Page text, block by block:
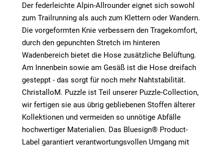
Der federleichte Alpin-Allrounder eignet sich sowohl
zum Trailrunning als auch zum Klettern oder Wandern.
Die vorgeformten Knie verbessern den Tragekomfort,
durch den gepunchten Stretch im hinteren
Wadenbereich bietet die Hose zusätzliche Belüftung.
Am Innenbein sowie am Gesäß ist die Hose dreifach
gesteppt - das sorgt für noch mehr Nahtstabilität.
ChristalloM. Puzzle ist Teil unserer Puzzle-Collection,
wir fertigen sie aus übrig gebliebenen Stoffen älterer
Kollektionen und vermeiden so unnötige Abfälle
hochwertiger Materialien. Das Bluesign® Product-
Label garantiert verantwortungsvollen Umgang mit